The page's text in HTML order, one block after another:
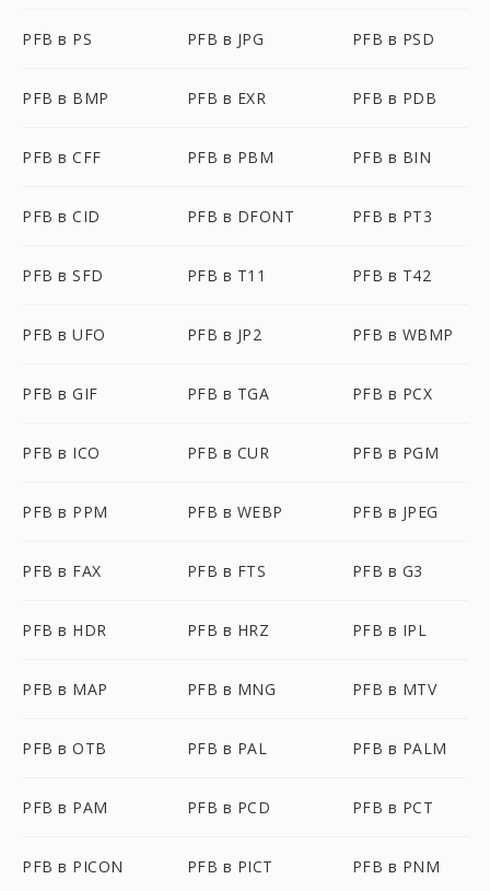
PFB в PS PFB в JPG PFB в PSD
PFB в BMP PFB в EXR PFB в PDB
PFB в CFF PFB в PBM PFB в BIN
PFB в CID PFB в DFONT PFB в PT3
PFB в SFD PFB в T11 PFB в T42
PFB в UFO PFB в JP2 PFB в WBMP
PFB в GIF PFB в TGA PFB в PCX
PFB в ICO PFB в CUR PFB в PGM
PFB в PPM PFB в WEBP PFB в JPEG
PFB в FAX PFB в FTS PFB в G3
PFB в HDR PFB в HRZ PFB в IPL
PFB в MAP PFB в MNG PFB в MTV
PFB в OTB PFB в PAL PFB в PALM
PFB в PAM PFB в PCD PFB в PCT
PFB в PICON PFB в PICT PFB в PNM